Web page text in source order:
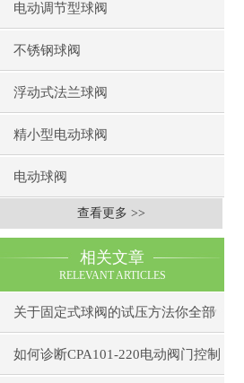
电动调节型球阀
不锈钢球阀
浮动式法兰球阀
精小型电动球阀
电动球阀
查看更多 >>
相关文章
RELEVANT ARTICLES
关于固定式球阀的试压方法你全部
看懂了吗？
如何诊断CPA101-220电动阀门控制